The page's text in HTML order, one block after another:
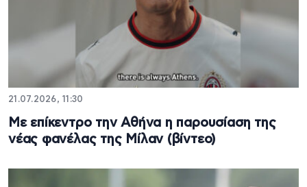
21.07.2026, 11:30
Με επίκεντρο την Αθήνα η παρουσίαση της
νέας φανέλας της Μίλαν (βίντεο)